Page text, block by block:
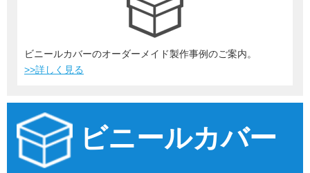
ビニールカバーのオーダーメイド製作事例のご案内。
>>詳しく見る
ビニールカバー